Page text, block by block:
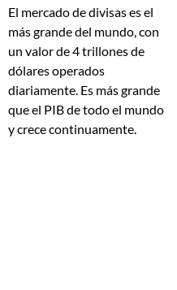
El mercado de divisas es el
más grande del mundo, con
un valor de 4 trillones de
dólares operados
diariamente. Es más grande
que el PIB de todo el mundo
y crece continuamente.